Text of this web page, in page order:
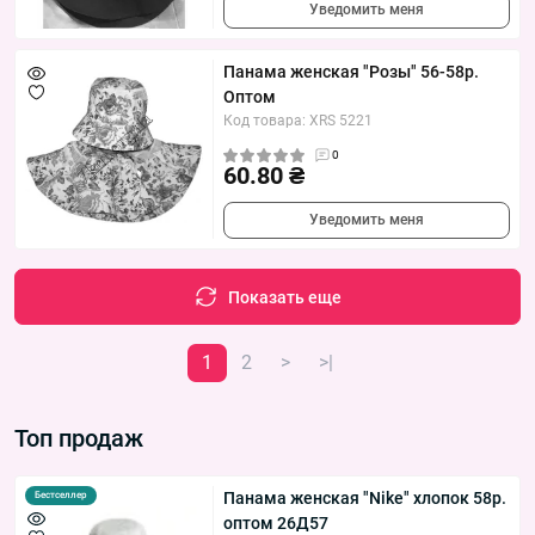
Уведомить меня
Панама женская "Розы" 56-58р.
Оптом
Код товара: XRS 5221
0
60.80 ₴
Уведомить меня
Показать еще
1 2 > >|
Топ продаж
Бестселлер
Панама женская "Nike" хлопок 58р.
оптом 26Д57